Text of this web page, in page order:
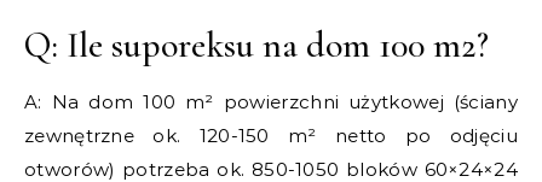
Q: Ile suporeksu na dom 100 m2?
A: Na dom 100 m² powierzchni użytkowej (ściany
zewnętrzne ok. 120-150 m² netto po odjęciu
otworów) potrzeba ok. 850-1050 bloków 60×24×24